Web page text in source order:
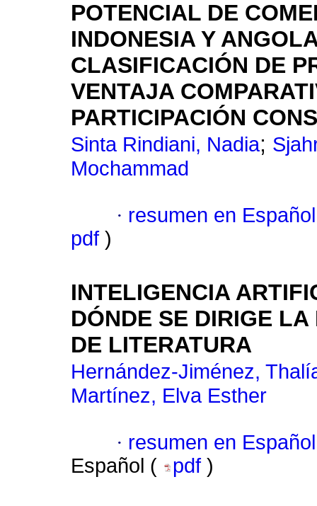
POTENCIAL DE
INDONESIA Y
CLASIFICACIÓN DE
VENTAJA
PARTICIPACIÓN
Sinta Rindiani, Nadia;
Mochammad
· resumen en Español
pdf )
INTELIGENCIA
DÓNDE SE DIRIGE
DE LITERATURA
Hernández-Jiménez,
Martínez, Elva Esther
· resumen en Español
Español (
pdf )